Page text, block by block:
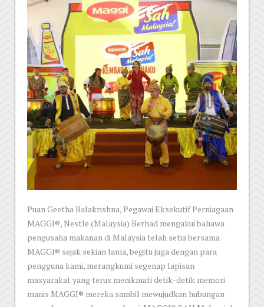
Puan Geetha Balakrishna, Pegawai Eksekutif Perniagaan
MAGGI®, Nestle (Malaysia) Berhad mengakui bahawa
pengusaha makanan di Malaysia telah setia bersama
MAGGI® sejak sekian lama, begitu juga dengan para
pengguna kami, merangkumi segenap lapisan
masyarakat yang terus menikmati detik-detik memori
manis MAGGI® mereka sambil mewujudkan hubungan